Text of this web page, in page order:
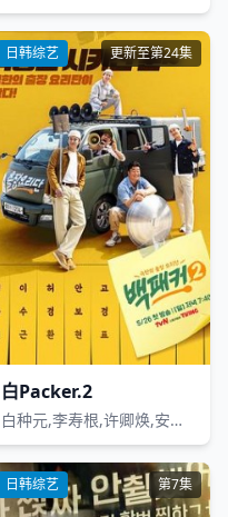
日韩综艺 更新至第24集
白Packer.2
白种元,李寿根,许卿焕,安普贤,高庚杓
日韩综艺 第7集